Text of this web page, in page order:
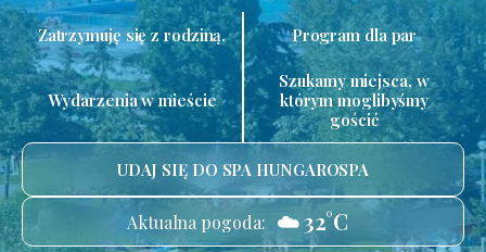
Zatrzymuję się z rodziną. Program dla par
Wydarzenia w mieście
Szukamy miejsca, w
którym moglibyśmy
gościć
UDAJ SIĘ DO SPA HUNGAROSPA
Aktualna pogoda: ☁️ 32°C